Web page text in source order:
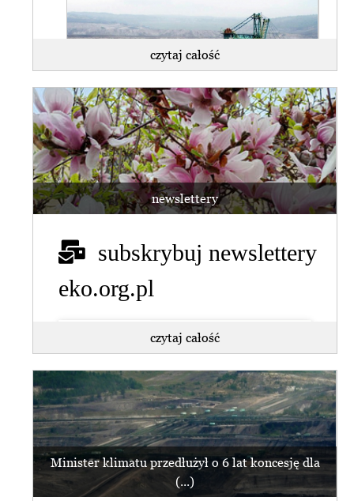
WSA uchylił decyzję środowiskową dla
kopalni Turów.
Ekolodzy: nadzieja dla regionu w
rękach rządu
Turów - problem transformacji do
rozwiązania przez nowy (...)
Rząd PiS w przypadku Turowa wybrał
kampanię antyczeską i antyunijną oraz
pseudopatriotyzm węglowy.
Zapłaciliśmy (...)
czytaj całość
newslettery
subskrybuj newslettery
eko.org.pl
czytaj najnowszy
newsletter
przeglądaj archiwum
subskrybuj newsletter
czytaj całość
Minister klimatu przedłużył o 6 lat koncesję dla
(...)